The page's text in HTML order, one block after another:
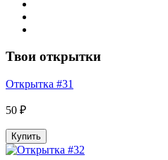
Твои открытки
Открытка #31
50 ₽
Купить